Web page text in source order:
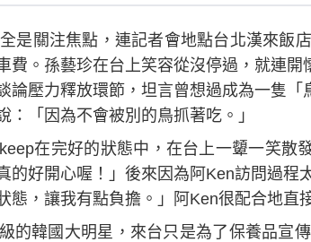
是關注焦點，連記者會地點台北漢來飯
費。孫藝珍在台上笑容從沒停過，就連
論壓力釋放環節，坦言曾想過成為一隻
：「因為不會被別的鳥抓著吃。」
在完好的狀態中，在台上一顰一笑散
的好開心喔！」後來因為阿Ken訪問過程
態，讓我有點負擔。」阿Ken很配合地直
的韓國大明星，來台只是為了保養品宣